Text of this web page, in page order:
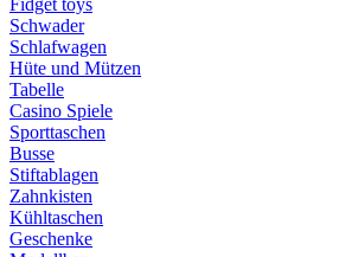
Fidget toys
Schwader
Schlafwagen
Hüte und Mützen
Tabelle
Casino Spiele
Sporttaschen
Busse
Stiftablagen
Zahnkisten
Kühltaschen
Geschenke